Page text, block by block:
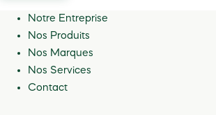
Notre Entreprise
Nos Produits
Nos Marques
Nos Services
Contact